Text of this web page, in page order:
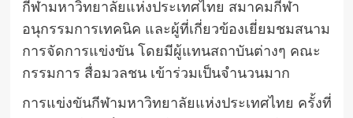
กีฬามหาวิทยาลัยแห่งประเทศไทย สมาคมกีฬา
อนุกรรมการเทคนิค และผู้ที่เกี่ยวข้องเยี่ยมชมสนาม
การจัดการแข่งขัน โดยมีผู้แทนสถาบันต่างๆ คณะ
กรรมการ สื่อมวลชน เข้าร่วมเป็นจำนวนมาก
การแข่งขันกีฬามหาวิทยาลัยแห่งประเทศไทย ครั้งที่